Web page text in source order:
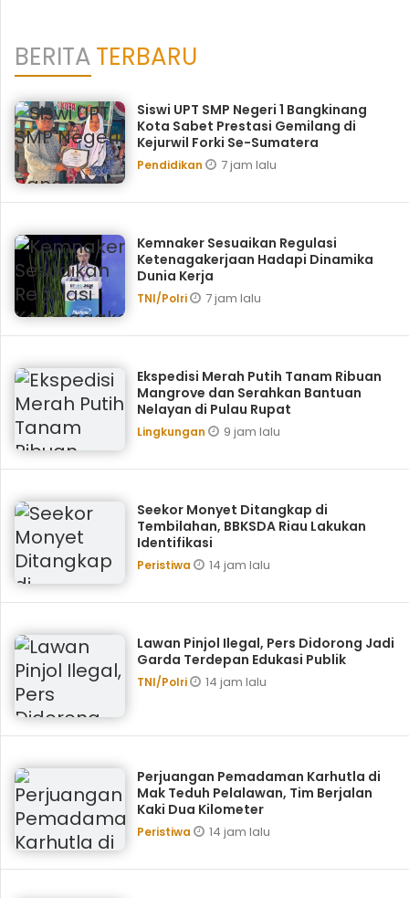
BERITATERBARU
Siswi UPT SMP Negeri 1 Bangkinang
Kota Sabet Prestasi Gemilang di
Kejurwil Forki Se-Sumatera
Pendidikan 7 jam lalu
Kemnaker Sesuaikan Regulasi
Ketenagakerjaan Hadapi Dinamika
Dunia Kerja
TNI/Polri 7 jam lalu
Ekspedisi Merah Putih Tanam Ribuan
Mangrove dan Serahkan Bantuan
Nelayan di Pulau Rupat
Lingkungan 9 jam lalu
Seekor Monyet Ditangkap di
Tembilahan, BBKSDA Riau Lakukan
Identifikasi
Peristiwa 14 jam lalu
Lawan Pinjol Ilegal, Pers Didorong Jadi
Garda Terdepan Edukasi Publik
TNI/Polri 14 jam lalu
Perjuangan Pemadaman Karhutla di
Mak Teduh Pelalawan, Tim Berjalan
Kaki Dua Kilometer
Peristiwa 14 jam lalu